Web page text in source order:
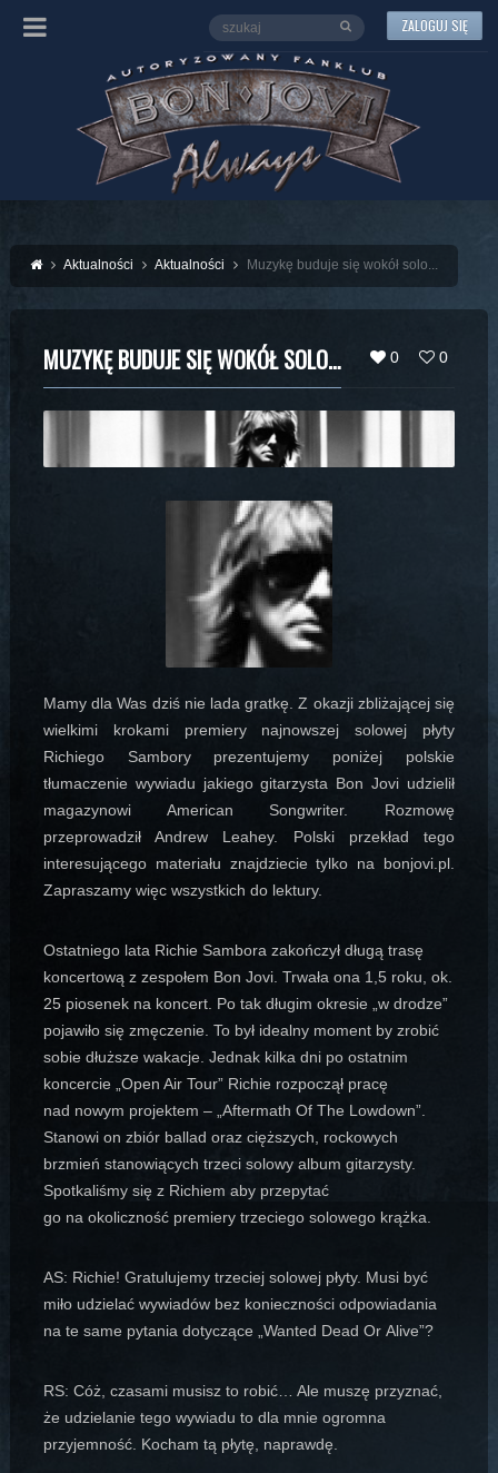
ZALOGUJ SIĘ
Aktualności Aktualności Muzykę buduje się wokół solo...
0 0
MUZYKĘ BUDUJE SIĘ WOKÓŁ SOLO…
Mamy dla Was dziś nie lada gratkę. Z okazji zbliżającej się
wielkimi krokami premiery najnowszej solowej płyty
Richiego Sambory prezentujemy poniżej polskie
tłumaczenie wywiadu jakiego gitarzysta Bon Jovi udzielił
magazynowi American Songwriter. Rozmowę
przeprowadził Andrew Leahey. Polski przekład tego
interesującego materiału znajdziecie tylko na bonjovi.pl.
Zapraszamy więc wszystkich do lektury.
Ostatniego lata Richie Sambora zakończył długą trasę
koncertową z zespołem Bon Jovi. Trwała ona 1,5 roku, ok.
25 piosenek na koncert. Po tak długim okresie „w drodze”
pojawiło się zmęczenie. To był idealny moment by zrobić
sobie dłuższe wakacje. Jednak kilka dni po ostatnim
koncercie „Open Air Tour” Richie rozpoczął pracę
nad nowym projektem – „Aftermath Of The Lowdown”.
Stanowi on zbiór ballad oraz cięższych, rockowych
brzmień stanowiących trzeci solowy album gitarzysty.
Spotkaliśmy się z Richiem aby przepytać
go na okoliczność premiery trzeciego solowego krążka.
AS: Richie! Gratulujemy trzeciej solowej płyty. Musi być
miło udzielać wywiadów bez konieczności odpowiadania
na te same pytania dotyczące „Wanted Dead Or Alive”?
RS: Cóż, czasami musisz to robić… Ale muszę przyznać,
że udzielanie tego wywiadu to dla mnie ogromna
przyjemność. Kocham tą płytę, naprawdę.